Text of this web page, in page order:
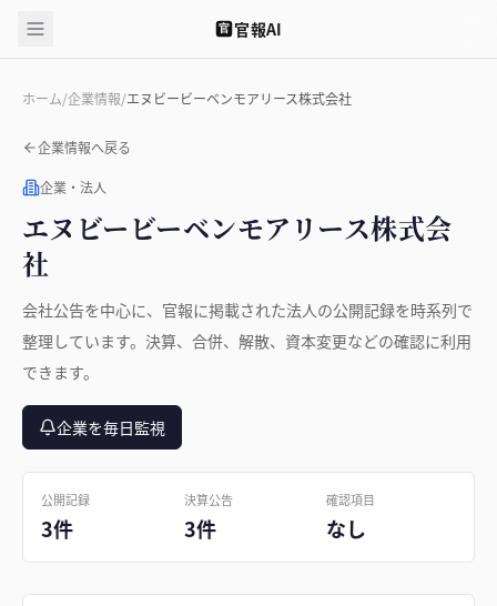
官 官報AI
ホーム/企業情報/エヌビービーベンモアリース株式会社
企業情報へ戻る
企業・法人
エヌビービーベンモアリース株式会
社
会社公告を中心に、官報に掲載された法人の公開記録を時系列で
整理しています。決算、合併、解散、資本変更などの確認に利用
できます。
企業を毎日監視
公開記録
3件
決算公告
3件
確認項目
なし